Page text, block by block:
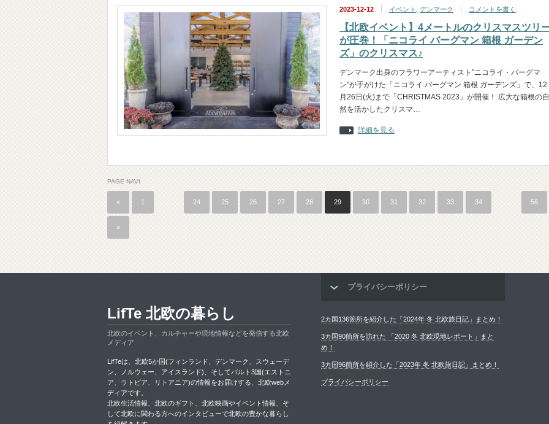
2023-12-12 イベント デンマーク コメントを書く
【北欧イベント】4メートルのクリスマスツリ
が圧巻！「ニコライ バーグマン 箱根 ガーデン
ズ」のクリスマス♪
デンマーク出身のフラワーアーティスト"ニコライ・バーグマ
ン"が手がけた「ニコライ バーグマン 箱根 ガーデンズ」で、12
月26日(火)まで「CHRISTMAS 2023」が開催！ 広大な箱根の自
然を活かしたクリスマ…
詳細を見る
PAGE NAVI
« 1 24 25 26 27 28 29 30 31 32 33 34 56
»
プライバシーポリシー
2カ国136箇所を紹介した「2024年 冬 北欧旅日記」まとめ！
3カ国90箇所を訪れた 「2020 冬 北欧現地レポート」まと
め！
3カ国96箇所を紹介した「2023年 冬 北欧旅日記」まとめ！
プライバシーポリシー
LifTe 北欧の暮らし
北欧のイベント、カルチャーや現地情報などを発信する北欧
メディア
LifTeは、北欧5か国(フィンランド、デンマーク、スウェーデ
ン、ノルウェー、アイスランド)、そしてバルト3国(エストニ
ア、ラトビア、リトアニア)の情報をお届けする、北欧webメ
ディアです。
北欧生活情報、北欧のギフト、北欧映画やイベント情報、そ
して北欧に関わる方へのインタビューで北欧の豊かな暮らし